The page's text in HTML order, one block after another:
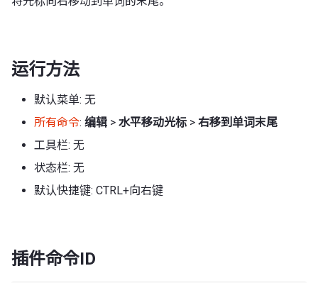
运行方法
默认菜单: 无
所有命令: 编辑 > 水平移动光标 > 右移到单词末尾
工具栏: 无
状态栏: 无
默认快捷键: CTRL+向右键
插件命令ID